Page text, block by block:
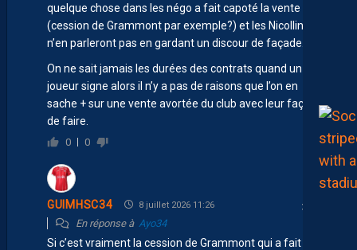
quelque chose dans les négo a fait capoté la vente
(cession de Grammont par exemple?) et les Nicollins
n’en parleront pas en gardant un discour de façade.
On ne sait jamais les durées des contrats quand un
joueur signe alors il n’y a pas de raisons que l’on en
sache + sur une vente avortée du club avec leur façon
de faire.
0 0
GUIMHSC34 8 juillet 2026 11:26
En réponse à Ayo34
Si c’est vraiment la cession de Grammont qui a fait